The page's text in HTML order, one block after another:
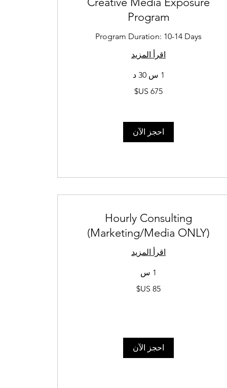
Program
Program Duration: 10-14 Days
اقرأ المزيد
1 س 30 د
احجز الآن
Hourly Consulting
(Marketing/Media ONLY)
اقرأ المزيد
1 س
احجز الآن